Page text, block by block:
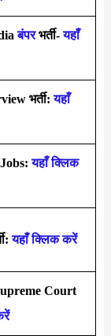
बंपरभर्ती- यहाँ
भर्ती:यहाँ
यहाँ क्लिक
यहाँ क्लिक करें
Court